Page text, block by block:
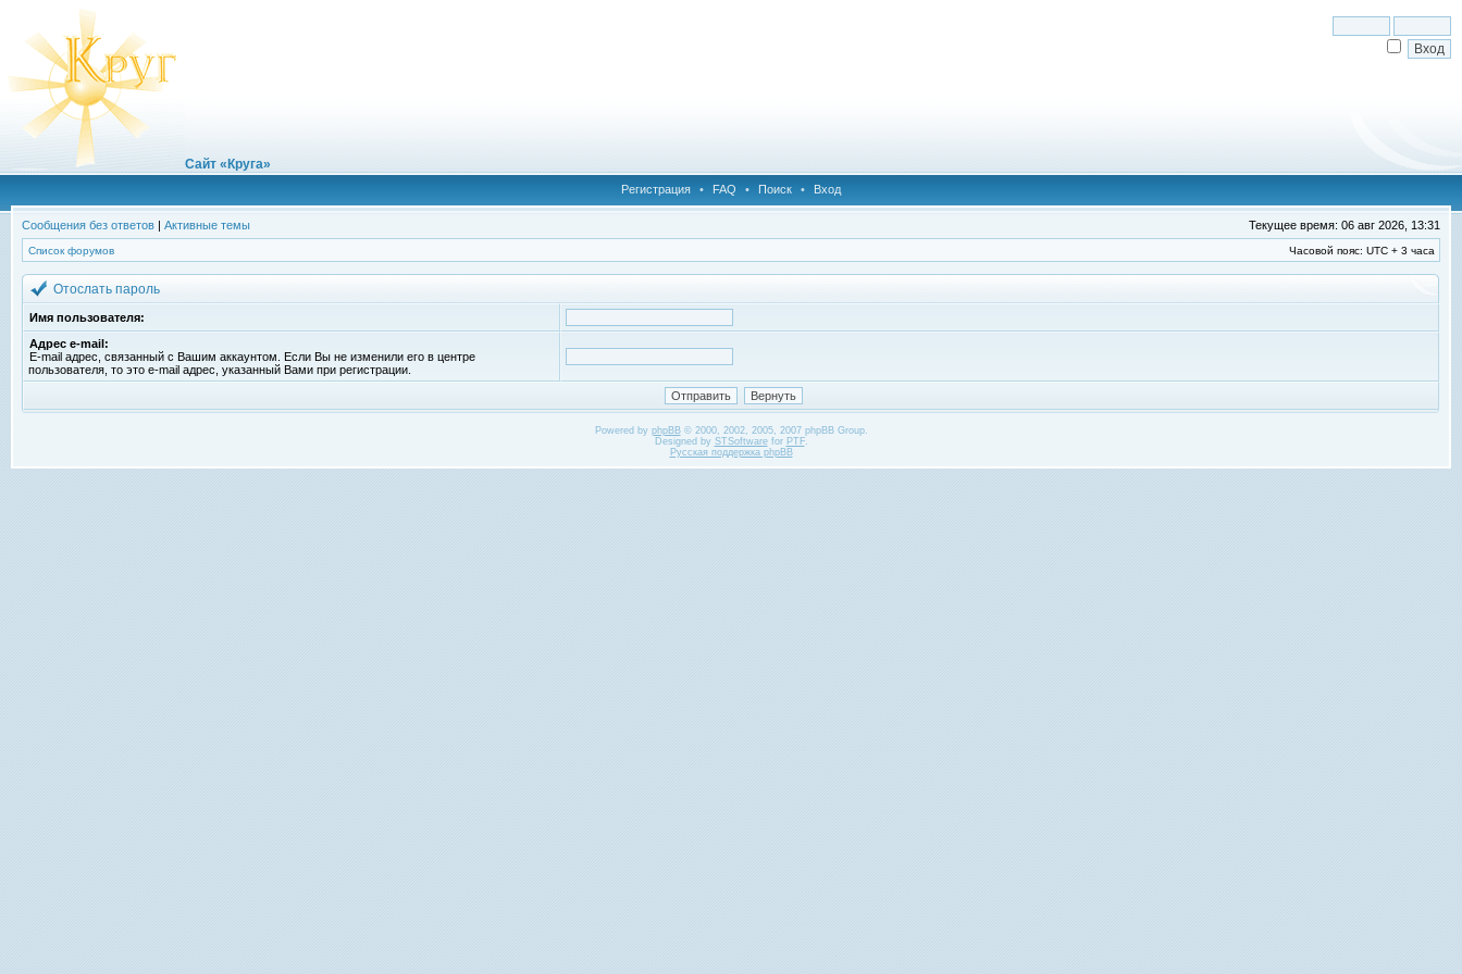
Сайт «Круга»
Регистрация • FAQ • Поиск • Вход
Сообщения без ответов | Активные темы Текущее время: 06 авг 2026, 13:31
Список форумов Часовой пояс: UTC + 3 часа
Отослать пароль
Имя пользователя:
Адрес e-mail:
E-mail адрес, связанный с Вашим аккаунтом. Если Вы не изменили его в центре
пользователя, то это e-mail адрес, указанный Вами при регистрации.
Powered by phpBB© 2000, 2002, 2005, 2007 phpBB Group.
Designed by STSoftwarefor PTF.
Русская поддержка phpBB